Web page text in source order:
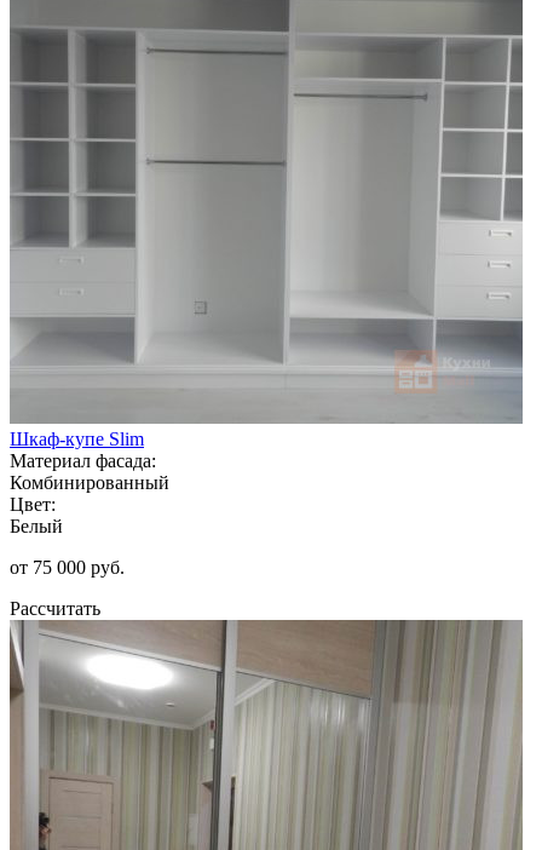
Шкаф-купе Slim
Материал фасада:
Комбинированный
Цвет:
Белый
от 75 000 руб.
Рассчитать